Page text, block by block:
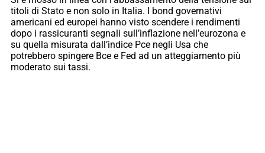
titoli di Stato e non solo in Italia. I bond governativi
americani ed europei hanno visto scendere i rendimenti
dopo i rassicuranti segnali sull’inflazione nell’eurozona e
su quella misurata dall’indice Pce negli Usa che
potrebbero spingere Bce e Fed ad un atteggiamento più
moderato sui tassi.